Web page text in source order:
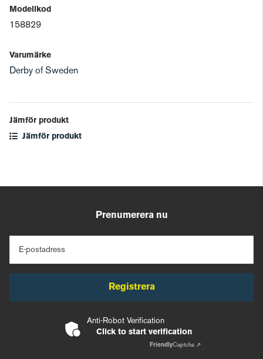
Modellkod
158829
Varumärke
Derby of Sweden
Jämför produkt
Jämför produkt
Prenumerera nu
E-postadress
Registrera
Anti-Robot Verification
Click to start verification
FriendlyCaptcha ⇗